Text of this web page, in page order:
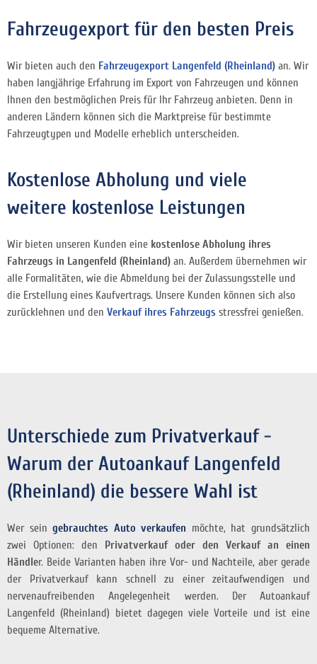
Fahrzeugexport für den besten Preis
Wir bieten auch den Fahrzeugexport Langenfeld (Rheinland) an. Wir
haben langjährige Erfahrung im Export von Fahrzeugen und können
Ihnen den bestmöglichen Preis für Ihr Fahrzeug anbieten. Denn in
anderen Ländern können sich die Marktpreise für bestimmte
Fahrzeugtypen und Modelle erheblich unterscheiden.
Kostenlose Abholung und viele
weitere kostenlose Leistungen
Wir bieten unseren Kunden eine kostenlose Abholung ihres
Fahrzeugs in Langenfeld (Rheinland) an. Außerdem übernehmen wir
alle Formalitäten, wie die Abmeldung bei der Zulassungsstelle und
die Erstellung eines Kaufvertrags. Unsere Kunden können sich also
zurücklehnen und den Verkauf ihres Fahrzeugs stressfrei genießen.
Unterschiede zum Privatverkauf -
Warum der Autoankauf Langenfeld
(Rheinland) die bessere Wahl ist
Wer seingebrauchtes Auto verkaufen möchte, hat grundsätzlich
zwei Optionen: den
Privatverkauf oder den Verkauf an einen
Händler. Beide Varianten haben ihre Vor- und Nachteile, aber gerade
der Privatverkauf kann schnell zu einer zeitaufwendigen und
nervenaufreibenden Angelegenheit werden. Der Autoankauf
Langenfeld (Rheinland) bietet dagegen viele Vorteile und ist eine
bequeme Alternative.